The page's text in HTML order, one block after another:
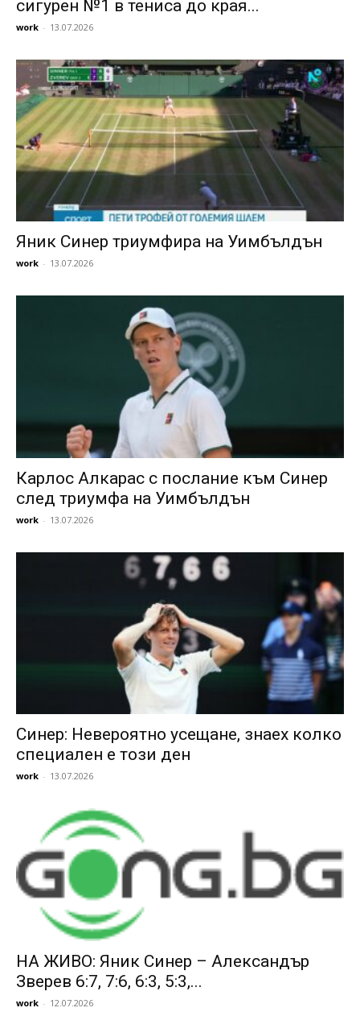
сигурен №1 в тениса до края...
work - 13.07.2026
Яник Синер триумфира на Уимбълдън
work - 13.07.2026
Карлос Алкарас с послание към Синер
след триумфа на Уимбълдън
work - 13.07.2026
Синер: Невероятно усещане, знаех колко
специален е този ден
work - 13.07.2026
НА ЖИВО: Яник Синер – Александър
Зверев 6:7, 7:6, 6:3, 5:3,...
work - 12.07.2026